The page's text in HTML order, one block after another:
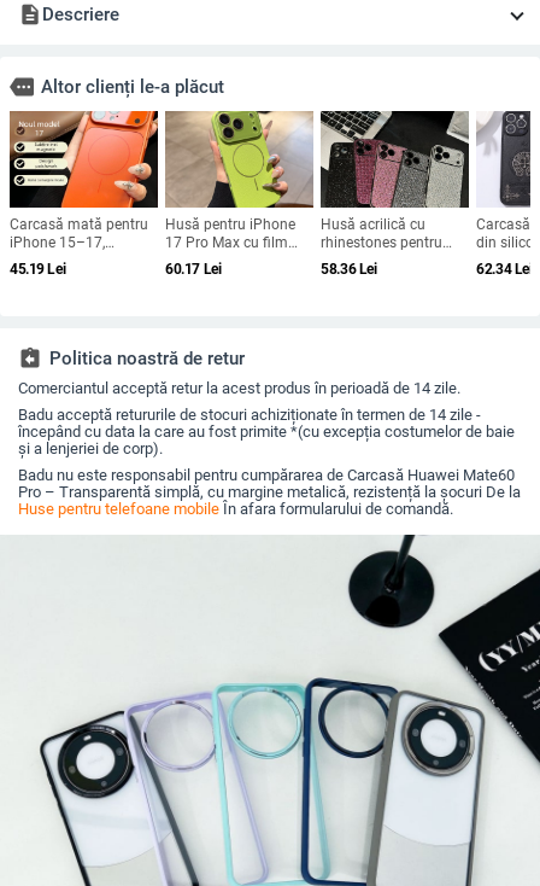
description Descriere
more Altor clienți le-a plăcut
Carcasă mată pentru
iPhone 15–17,
rezistență la șocuri,
protecție pentru
45.19Lei
Husă pentru iPhone
17 Pro Max cu film
magnetic pentru
obiectiv și protecție
60.17 Lei
Husă acrilică cu
rhinestones pentru
iPhone 17 Pro Max,
acoperire completă cu
58.36Lei
Carcasă
din
gravat în
62.34Lei
assignment_return Politica noastră de retur
Comerciantul acceptă retur la acest produs în perioadă de 14 zile.
Badu acceptă retururile de stocuri achiziționate în termen de 14 zile -
începând cu data la care au fost primite *(cu excepția costumelor de baie
și a lenjeriei de corp).
Badu nu este responsabil pentru cumpărarea de Carcasă Huawei Mate60
Pro – Transparentă simplă, cu margine metalică, rezistență la șocuri De la
Huse pentru telefoane mobile În afara formularului de comandă.